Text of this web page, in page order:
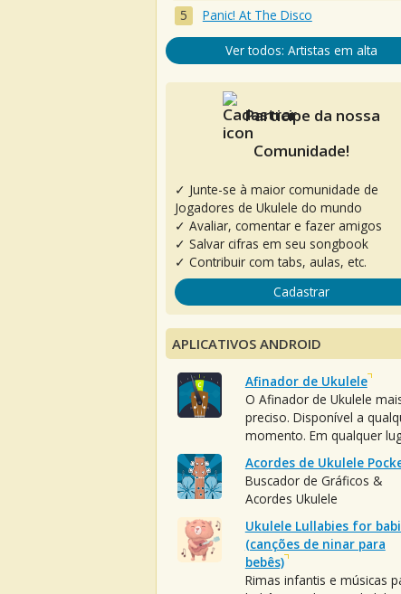
Panic! At The Disco
Ver todos: Artistas em alta
Participe da nossa
Comunidade!
✓ Junte-se à maior comunidade de
Jogadores de Ukulele do mundo
✓ Avaliar, comentar e fazer amigos
✓ Salvar cifras em seu songbook
✓ Contribuir com tabs, aulas, etc.
Cadastrar
APLICATIVOS ANDROID
Afinador de Ukulele
O Afinador de Ukulele
preciso. Disponível a
momento. Em qualquer
Acordes de Ukulele
Buscador de Gráficos &
Acordes Ukulele
Ukulele Lullabies for
(canções de ninar para
bebês)
Rimas infantis e músicas